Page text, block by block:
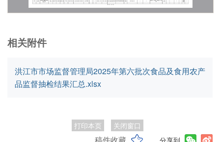
相关附件
洪江市市场监督管理局2025年第六批次食品及食用农产
品监督抽检结果汇总.xlsx
打印本页 关闭窗口
稿件收藏 分享到